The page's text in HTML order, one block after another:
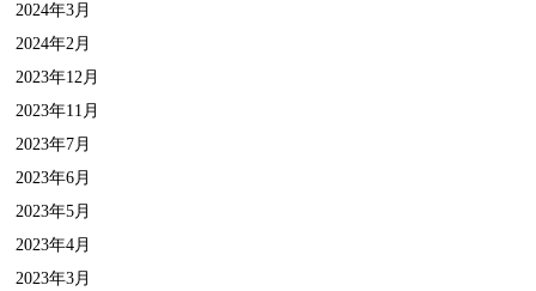
2024年3月
2024年2月
2023年12月
2023年11月
2023年7月
2023年6月
2023年5月
2023年4月
2023年3月